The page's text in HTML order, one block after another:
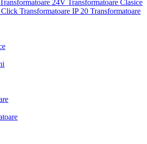
Transformatoare 24V Transformatoare Clasice
Click Transformatoare IP 20 Transformatoare